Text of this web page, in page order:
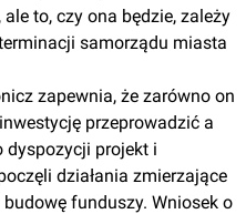
to, czy ona będzie, zależy
samorządu miasta
przeprowadzić a
dyspozycji projekt i
działania zmierzające
funduszy. Wniosek o